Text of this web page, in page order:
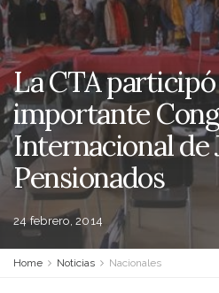
La CTA
importante
Internacional de
Pensionados
24 febrero, 2014
Home Noticias Nacionales